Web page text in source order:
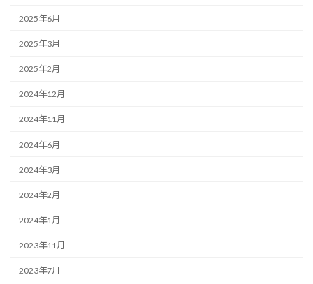
2025年6月
2025年3月
2025年2月
2024年12月
2024年11月
2024年6月
2024年3月
2024年2月
2024年1月
2023年11月
2023年7月